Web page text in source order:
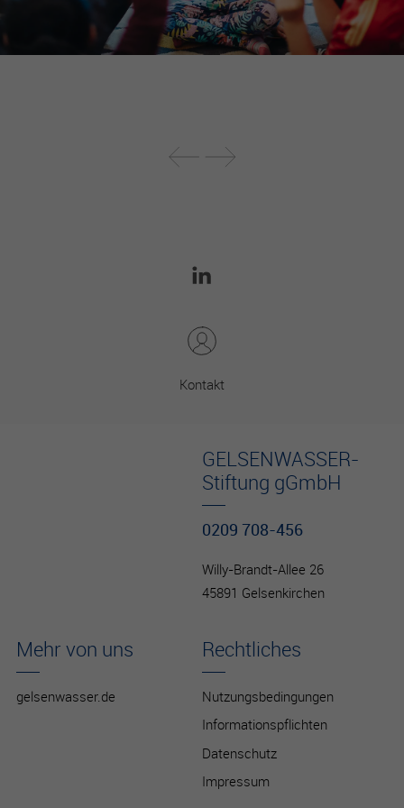
Kontakt
Mehr von uns
gelsenwasser.de
Rechtliches
Nutzungsbedingungen
Informationspflichten
Datenschutz
Impressum
GELSENWASSER-
Stiftung gGmbH
0209 708-456
Willy-Brandt-Allee 26
45891 Gelsenkirchen
sie stammen, und der Seiten, die in
anonymer Form angezeigt werden.